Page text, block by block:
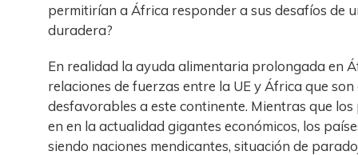
permitirían a África responder a sus desafíos de
duradera?
En realidad la ayuda alimentaria prolongada en
relaciones de fuerzas entre la UE y África que
desfavorables a este continente. Mientras que los
en en la actualidad gigantes económicos, los
siendo naciones mendicantes, situación de